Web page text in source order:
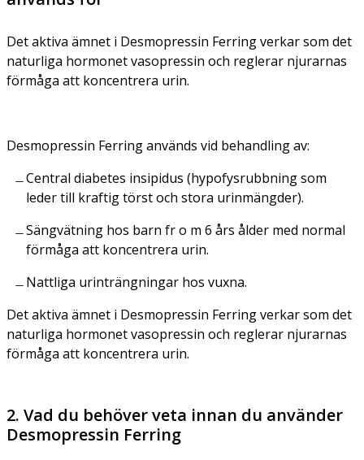
Det aktiva ämnet i Desmopressin Ferring verkar som det
naturliga hormonet vasopressin och reglerar njurarnas
förmåga att koncentrera urin.
Desmopressin Ferring används vid behandling av:
Central diabetes insipidus (hypofysrubbning som
leder till kraftig törst och stora urinmängder).
Sängvätning hos barn fr o m 6 års ålder med normal
förmåga att koncentrera urin.
Nattliga urinträngningar hos vuxna.
Det aktiva ämnet i Desmopressin Ferring verkar som det
naturliga hormonet vasopressin och reglerar njurarnas
förmåga att koncentrera urin.
2. Vad du behöver veta innan du använder
Desmopressin Ferring